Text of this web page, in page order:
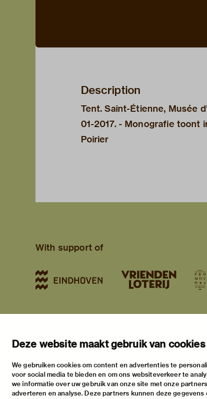
Deze website maakt gebruik van cookies
We gebruiken cookies om content en advertenties te
voor social media te bieden en om ons websiteverkeer te
we informatie over uw gebruik van onze site met onze
adverteren en analyse. Deze partners kunnen deze gegevens
Description
Tent. Saint-Étienne, Musée
01-2017. - Monografie toont
Poirier
With support of
newsletter
instagram
twitter
stratumsedijk 2 eindhoven
info@vanabbemuseum.nl